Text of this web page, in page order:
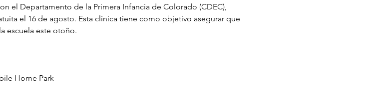
el 16 de agosto. Esta clínica tiene como objetivo asegurar que
escuela este otoño.
Home Park